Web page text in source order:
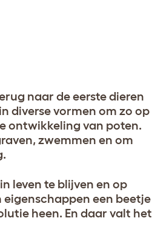
naar de eerste dieren
diverse vormen om zo op
ontwikkeling van poten.
zwemmen en om
leven te blijven en op
een beetje
heen. En daar valt het